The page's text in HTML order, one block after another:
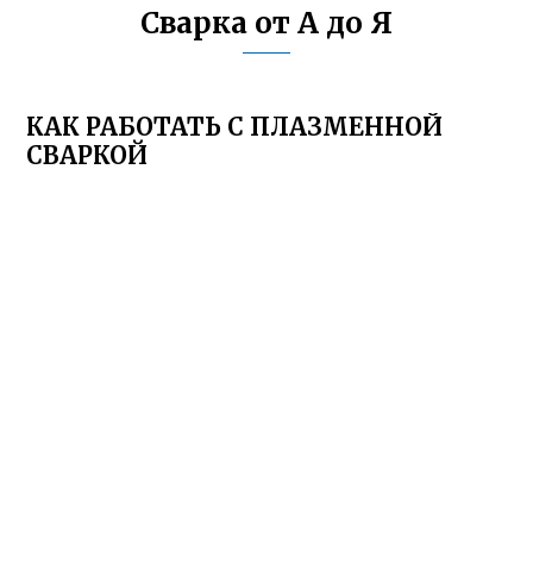
Сварка от А до Я
КАК РАБОТАТЬ С ПЛАЗМЕННОЙ
СВАРКОЙ